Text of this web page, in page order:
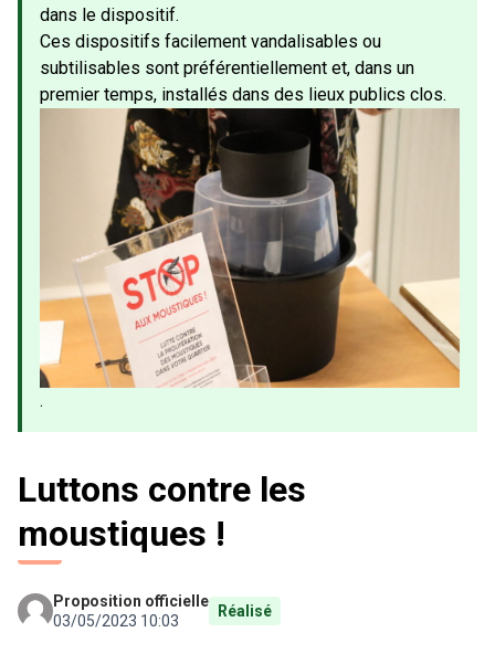
dans le dispositif.
Ces dispositifs facilement vandalisables ou
subtilisables sont préférentiellement et, dans un
premier temps, installés dans des lieux publics clos.
.
Luttons contre les
moustiques !
Proposition officielle
03/05/2023 10:03
Réalisé